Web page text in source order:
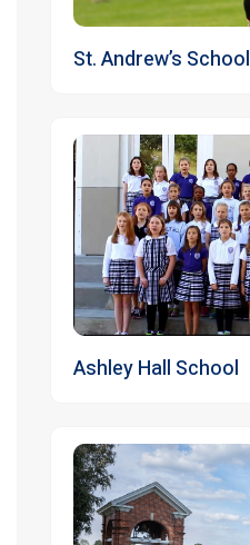
St. Andrew’s School
Ashley Hall School